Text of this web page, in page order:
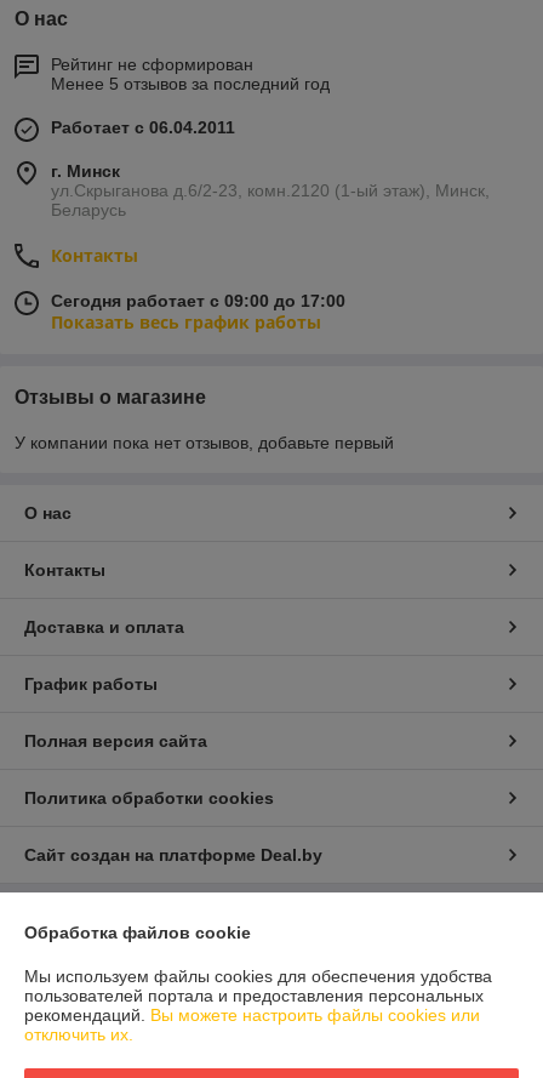
О нас
Рейтинг не сформирован
Менее 5 отзывов за последний год
Работает с 06.04.2011
г. Минск
ул.Скрыганова д.6/2-23, комн.2120 (1-ый этаж), Минск,
Беларусь
Контакты
Сегодня работает с 09:00 до 17:00
Показать весь график работы
Отзывы о магазине
У компании пока нет отзывов, добавьте первый
О нас
Контакты
Доставка и оплата
График работы
Полная версия сайта
Политика обработки cookies
Сайт создан на платформе Deal.by
Информация для покупателя
Юридическое лицо:ООО "Айлер Трейд"
г. Минск, ул. Скрыганова 6/2-23, комн. 2120 1ый этаж
Регистрационный номер ЕГР: 192611529
УНП: 192611529
Обработка файлов cookie
Мы используем файлы cookies для обеспечения удобства
пользователей портала и предоставления персональных
рекомендаций. Вы можете настроить файлы cookies или
отключить их.